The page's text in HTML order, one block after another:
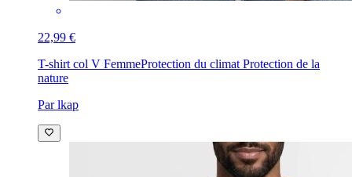
22,99 €
T-shirt col V FemmeProtection du climat Protection de la
nature
Par lkap